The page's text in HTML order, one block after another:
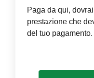
Paga da qui,
prestazione che
del tuo pagamento.